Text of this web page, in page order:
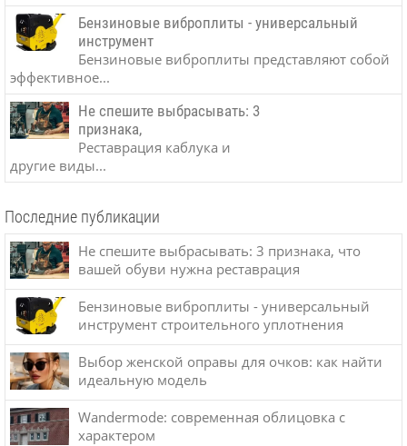
Бензиновые виброплиты - универсальный
инструмент
Бензиновые виброплиты представляют собой
эффективное...
Не спешите выбрасывать: 3
признака,
Реставрация каблука и
другие виды...
Последние публикации
Не спешите выбрасывать: 3 признака, что
вашей обуви нужна реставрация
Бензиновые виброплиты - универсальный
инструмент строительного уплотнения
Выбор женской оправы для очков: как найти
идеальную модель
Wandermode: современная облицовка с
характером